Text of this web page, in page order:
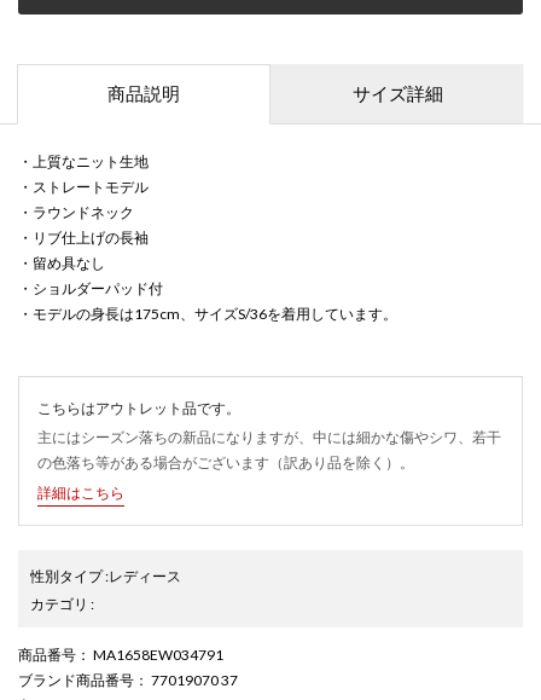
商品説明 サイズ詳細
・上質なニット生地
・ストレートモデル
・ラウンドネック
・リブ仕上げの長袖
・留め具なし
・ショルダーパッド付
・モデルの身長は175cm、サイズS/36を着用しています。
こちらはアウトレット品です。
主にはシーズン落ちの新品になりますが、中には細かな傷やシワ、若干
の色落ち等がある場合がございます（訳あり品を除く）。
詳細はこちら
性別タイプ:レディース
カテゴリ :
商品番号 ： MA1658EW034791
ブランド商品番号 ： 77019070 37